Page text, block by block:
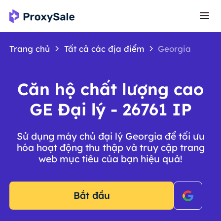
Trang chủ Tất cả các địa điểm Georgia
Căn hộ chất lượng cao
GE Đại lý - 26761 IP
Sử dụng máy chủ đại lý Georgia để tối ưu
hóa hoạt động thu thập và truy cập trang
web mục tiêu của bạn hiệu quả!
Bắt đầu